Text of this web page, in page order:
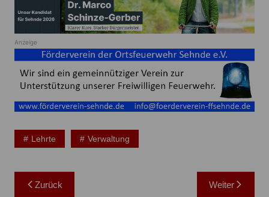
Anzeige
Lehrte Verwaltung
Beitragsnavigation
Zurück Weiter